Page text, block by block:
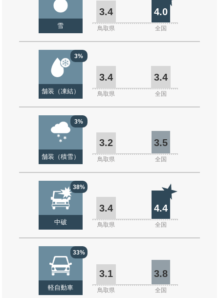
雪
3.4 4.0
鳥取県 全国
3%
舗装（凍結）
3.4 3.4
鳥取県 全国
3%
舗装（積雪）
3.2 3.5
鳥取県 全国
38%
中破
3.4 4.4
鳥取県 全国
33%
軽自動車
3.1 3.8
鳥取県 全国